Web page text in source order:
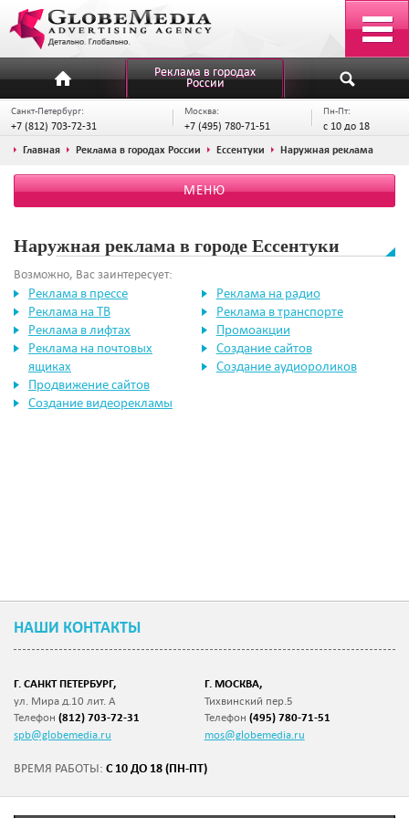
Реклама в городах
России
Санкт-Петербург:
+7 (812) 703-72-31
Москва:
+7 (495) 780-71-51
Пн-Пт:
с 10 до 18
Главная Реклама в городах России Ессентуки Наружная реклама
МЕНЮ
Наружная реклама в городе Ессентуки
Возможно, Вас заинтересует:
Реклама в прессе
Реклама на ТВ
Реклама в лифтах
Реклама на почтовых
ящиках
Продвижение сайтов
Создание видеорекламы
Реклама на радио
Реклама в транспорте
Промоакции
Создание сайтов
Создание аудиороликов
НАШИ КОНТАКТЫ
Г. САНКТ ПЕТЕРБУРГ,
ул. Мира д.10 лит. А
Телефон (812) 703-72-31
spb@globemedia.ru
Г. МОСКВА,
Тихвинский пер.5
Телефон (495) 780-71-51
mos@globemedia.ru
ВРЕМЯ РАБОТЫ: С 10 ДО 18 (ПН-ПТ)